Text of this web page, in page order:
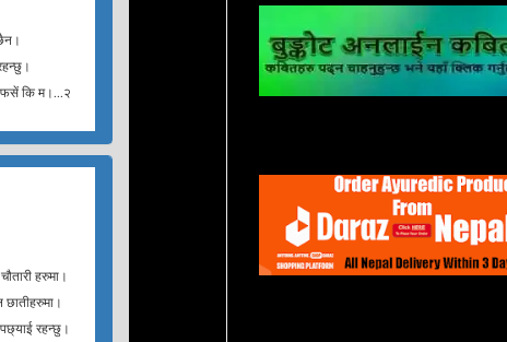
फसें कि म।…२
हरुमा।
छातीहरुमा।
पछ्याई रहन्छु।